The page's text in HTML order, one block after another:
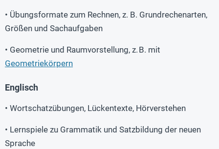
• Übungsformate zum Rechnen, z. B. Grundrechenarten,
Größen und Sachaufgaben
• Geometrie und Raumvorstellung, z. B. mit
Geometriekörpern
Englisch
• Wortschatzübungen, Lückentexte, Hörverstehen
• Lernspiele zu Grammatik und Satzbildung der neuen
Sprache